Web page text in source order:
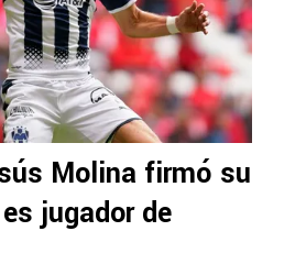
Molina firmó su
jugador de